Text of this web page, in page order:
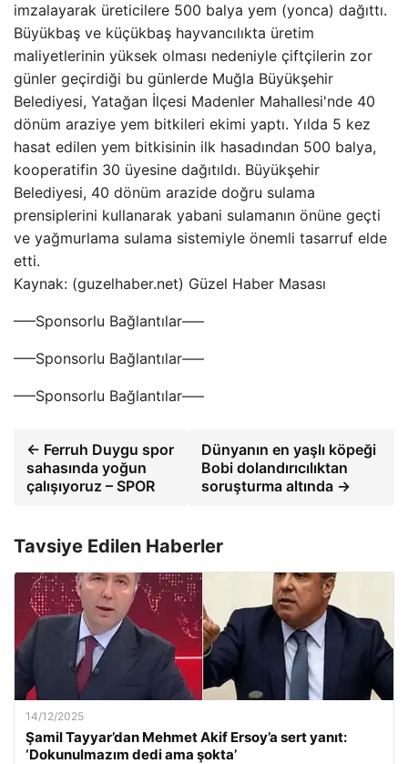
imzalayarak üreticilere 500 balya yem (yonca) dağıttı.
Büyükbaş ve küçükbaş hayvancılıkta üretim
maliyetlerinin yüksek olması nedeniyle çiftçilerin zor
günler geçirdiği bu günlerde Muğla Büyükşehir
Belediyesi, Yatağan İlçesi Madenler Mahallesi'nde 40
dönüm araziye yem bitkileri ekimi yaptı. Yılda 5 kez
hasat edilen yem bitkisinin ilk hasadından 500 balya,
kooperatifin 30 üyesine dağıtıldı. Büyükşehir
Belediyesi, 40 dönüm arazide doğru sulama
prensiplerini kullanarak yabani sulamanın önüne geçti
ve yağmurlama sulama sistemiyle önemli tasarruf elde
etti.
Kaynak: (guzelhaber.net) Güzel Haber Masası
—–Sponsorlu Bağlantılar—–
—–Sponsorlu Bağlantılar—–
—–Sponsorlu Bağlantılar—–
← Ferruh Duygu spor
sahasında yoğun
çalışıyoruz – SPOR
Dünyanın en yaşlı köpeği
Bobi dolandırıcılıktan
soruşturma altında →
Tavsiye Edilen Haberler
14/12/2025
Şamil Tayyar’dan Mehmet Akif Ersoy’a sert yanıt:
‘Dokunulmazım dedi ama şokta’